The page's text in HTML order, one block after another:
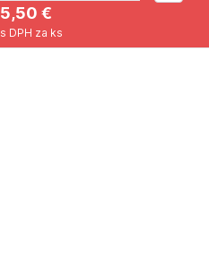
5,50 €
s DPH za ks